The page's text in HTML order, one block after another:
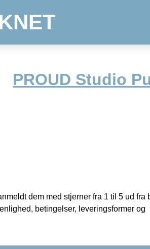
PROUD Studio
dem med stjerner fra 1 til 5 ud fra
betingelser, leveringsformer og